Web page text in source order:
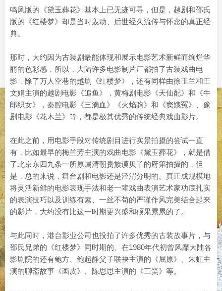
鸣凤版的《黛玉葬花》基本上已无迹可寻，但是，越剧和邵氏
版的《红楼梦》却是当时轰动、后世经久流传与怀念的真正经
典。
那时，大约因为古装剧最能体现和展示电影艺术新鲜而绚烂华
丽的色彩感，所以，大陆许多电影制片厂都拍了古装戏曲电
影，除了万人空巷的越剧《红楼梦》，还有同样由徐玉兰和王
文娟主演的越剧电影《追鱼》，黄梅剧电影《天仙配》和《牛
郎织女》，秦腔电影《三滴血》《火焰驹》和《窦娥冤》、豫
剧电影《花木兰》等，都是极其优秀的传统经典戏曲影片。
在此之前，用电影手段对传统剧目进行实景拍摄的尝试一直
有，比如最早的梅兰芳主演的戏曲电影《黛玉葬花》，就是借
了北京东四九条一所原属清朝贵族谟贝子的府第拍摄的，但
是，总的来说，舞台剧和电影还是泾渭分明的。真正成规模地
将灵活新鲜的电影表现手法和老一辈戏曲表演艺术家功底扎实
的表演技巧以及训练有素、一丝不苟的严谨作风完美结合起来
的影片，大约没有比这一时期更兴盛和硕果累累的了。
与此同时，港台影业公司也投拍了许多优秀的古装故事片，与
邵氏兄弟的《红楼梦》同时期的、在1980年代初曾风靡大陆各
影剧院的还有鲍方、鲍起静父子联袂主演的《屈原》、朱虹主
演的聊斋故事《画皮》、陈思思主演的《三笑》等。